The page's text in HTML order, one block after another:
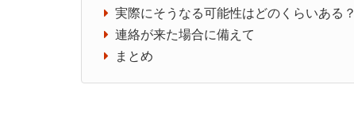
実際にそうなる可能性はどのくらいある？
連絡が来た場合に備えて
まとめ